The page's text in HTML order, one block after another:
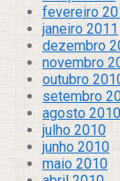
fevereiro
janeiro 2011
dezembro
novembro
outubro
setembro
agosto 2010
julho 2010
junho 2010
maio 2010